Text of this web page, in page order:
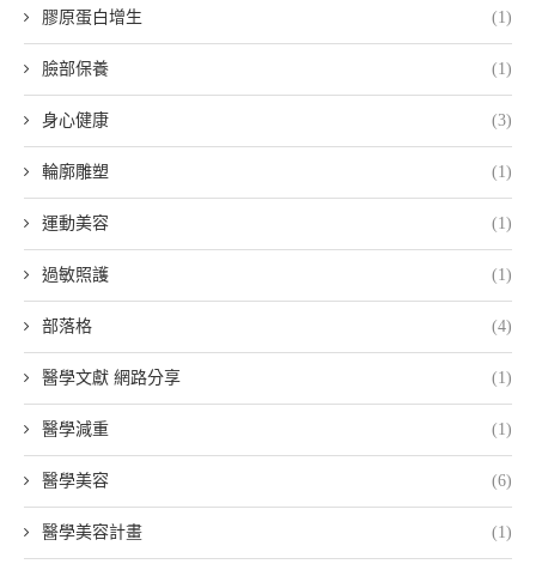
膠原蛋白增生 (1)
臉部保養 (1)
身心健康 (3)
輪廓雕塑 (1)
運動美容 (1)
過敏照護 (1)
部落格 (4)
醫學文獻 網路分享 (1)
醫學減重 (1)
醫學美容 (6)
醫學美容計畫 (1)